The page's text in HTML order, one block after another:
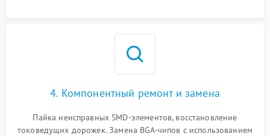
4. Компонентный ремонт и замена
Пайка неисправных SMD-элементов, восстановление
токоведущих дорожек. Замена BGA-чипов с использованием